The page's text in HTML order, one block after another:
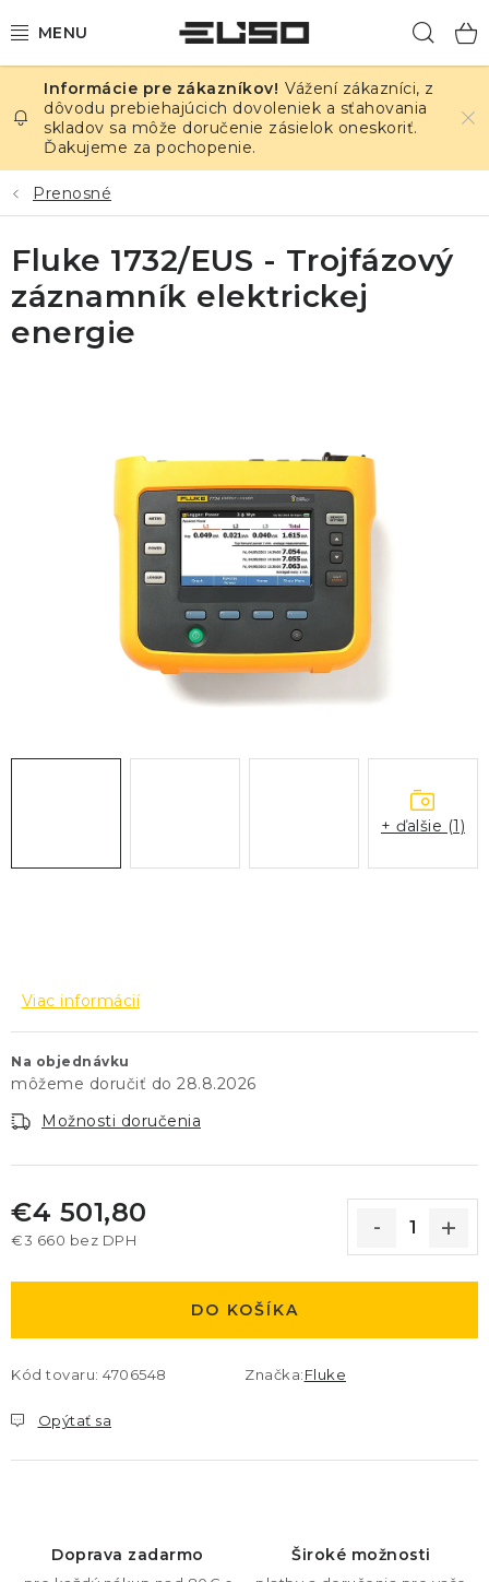
na
ELEKTRINA
TEPLOTA A VLHKOSŤ
TLAK A ÚNIKY
ZÁZNAMNÍKY
KALIBRÁCIA
Obchodné podmienky GDPR Slovník pojmov
Vážení zákazníci, z
dôvodu prebiehajúcich dovoleniek a sťahovania
skladov sa môže doručenie zásielok oneskoriť.
Ďakujeme za pochopenie.
Prenosné
Viac informácií
Na objednávku
28.8.2026
Možnosti doručenia
€4 501,80
€3 660 bez DPH
DO KOŠÍKA
Kód tovaru: 4706548 Značka:Fluke
Opýtať sa
Fluke 1732/EUS - Trojfázový
záznamník elektrickej
energie
+ ďalšie (1)
Doprava zadarmo Široké možnosti